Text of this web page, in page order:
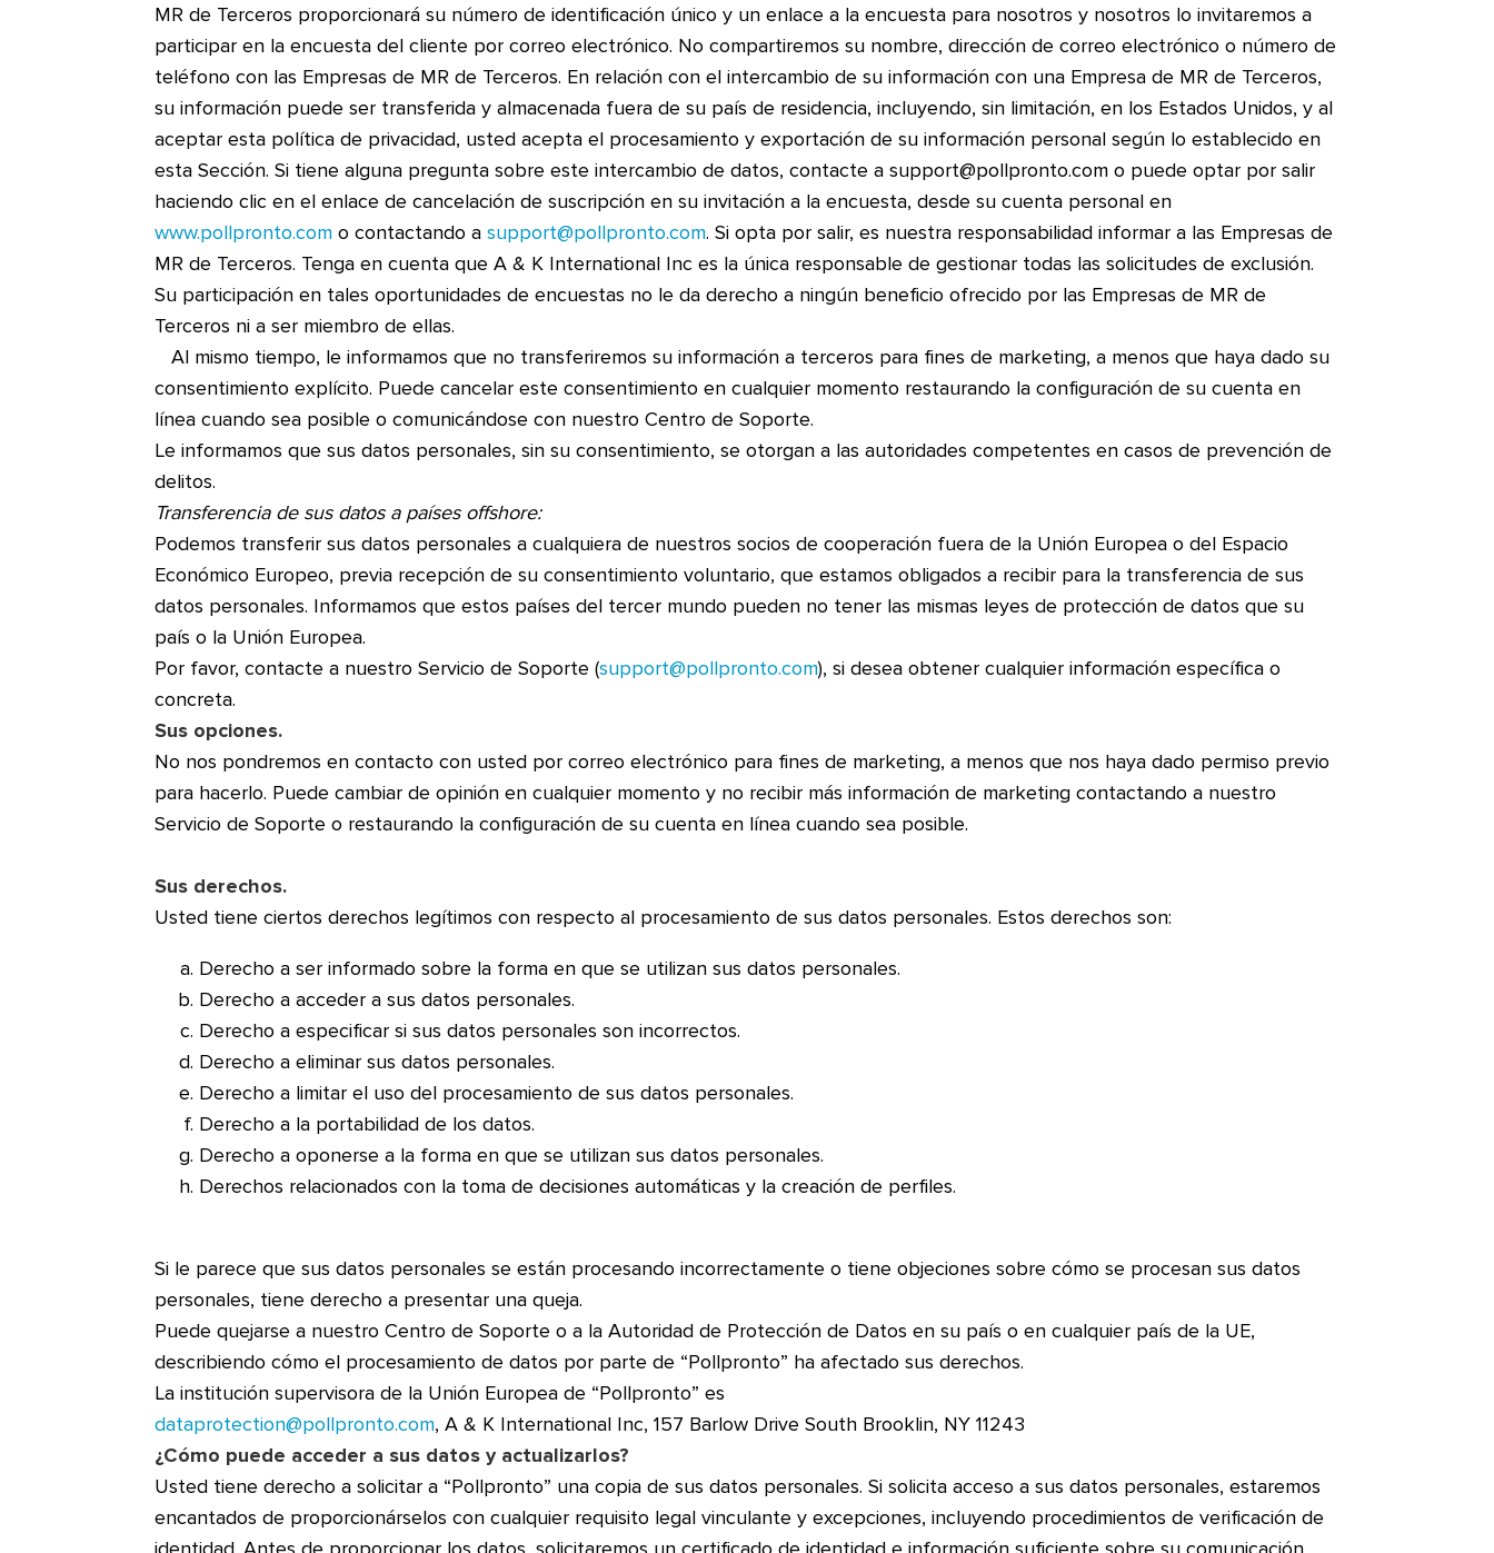
MR de Terceros proporcionará su número de identificación único y un enlace a la encuesta para nosotros y nosotros lo invitaremos a
participar en la encuesta del cliente por correo electrónico. No compartiremos su nombre, dirección de correo electrónico o número de
teléfono con las Empresas de MR de Terceros. En relación con el intercambio de su información con una Empresa de MR de Terceros,
su información puede ser transferida y almacenada fuera de su país de residencia, incluyendo, sin limitación, en los Estados Unidos, y al
aceptar esta política de privacidad, usted acepta el procesamiento y exportación de su información personal según lo establecido en
esta Sección. Si tiene alguna pregunta sobre este intercambio de datos, contacte a support@pollpronto.com o puede optar por salir
haciendo clic en el enlace de cancelación de suscripción en su invitación a la encuesta, desde su cuenta personal en
www.pollpronto.com o contactando asupport@pollpronto.com. Si opta por salir, es nuestra responsabilidad informar a las Empresas de
MR de Terceros. Tenga en cuenta que A & K International Inc es la única responsable de gestionar todas las solicitudes de exclusión.
Su participación en tales oportunidades de encuestas no le da derecho a ningún beneficio ofrecido por las Empresas de MR de
Terceros ni a ser miembro de ellas.
Al mismo tiempo, le informamos que no transferiremos su información a terceros para fines de marketing, a menos que haya dado su
consentimiento explícito. Puede cancelar este consentimiento en cualquier momento restaurando la configuración de su cuenta en
línea cuando sea posible o comunicándose con nuestro Centro de Soporte.
Le informamos que sus datos personales, sin su consentimiento, se otorgan a las autoridades competentes en casos de prevención de
delitos.
Transferencia de sus datos a países offshore:
Podemos transferir sus datos personales a cualquiera de nuestros socios de cooperación fuera de la Unión Europea o del Espacio
Económico Europeo, previa recepción de su consentimiento voluntario, que estamos obligados a recibir para la transferencia de sus
datos personales. Informamos que estos países del tercer mundo pueden no tener las mismas leyes de protección de datos que su
país o la Unión Europea.
Por favor, contacte a nuestro Servicio de Soporte (support@pollpronto.com), si desea obtener cualquier información específica o
concreta.
Sus opciones.
No nos pondremos en contacto con usted por correo electrónico para fines de marketing, a menos que nos haya dado permiso previo
para hacerlo. Puede cambiar de opinión en cualquier momento y no recibir más información de marketing contactando a nuestro
Servicio de Soporte o restaurando la configuración de su cuenta en línea cuando sea posible.
Sus derechos.
Usted tiene ciertos derechos legítimos con respecto al procesamiento de sus datos personales. Estos derechos son:
Derecho a ser informado sobre la forma en que se utilizan sus datos personales.
Derecho a acceder a sus datos personales.
Derecho a especificar si sus datos personales son incorrectos.
Derecho a eliminar sus datos personales.
Derecho a limitar el uso del procesamiento de sus datos personales.
Derecho a la portabilidad de los datos.
Derecho a oponerse a la forma en que se utilizan sus datos personales.
Derechos relacionados con la toma de decisiones automáticas y la creación de perfiles.
Si le parece que sus datos personales se están procesando incorrectamente o tiene objeciones sobre cómo se procesan sus datos
personales, tiene derecho a presentar una queja.
Puede quejarse a nuestro Centro de Soporte o a la Autoridad de Protección de Datos en su país o en cualquier país de la UE,
describiendo cómo el procesamiento de datos por parte de “Pollpronto” ha afectado sus derechos.
La institución supervisora de la Unión Europea de “Pollpronto” es
dataprotection@pollpronto.com, A & K International Inc, 157 Barlow Drive South Brooklin, NY 11243
¿Cómo puede acceder a sus datos y actualizarlos?
Usted tiene derecho a solicitar a “Pollpronto” una copia de sus datos personales. Si solicita acceso a sus datos personales, estaremos
encantados de proporcionárselos con cualquier requisito legal vinculante y excepciones, incluyendo procedimientos de verificación de